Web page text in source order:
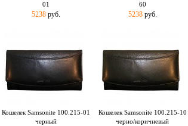
01
5238руб.
60
5238руб.
Кошелек Samsonite 100.215-01
черный
Кошелек Samsonite 100.215-10
черно/коричневый